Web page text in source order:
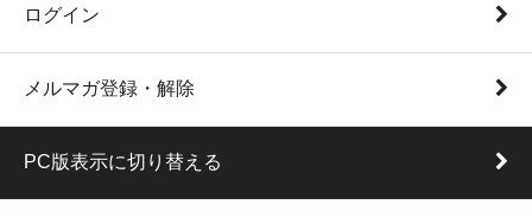
ログイン
メルマガ登録・解除
PC版表示に切り替える